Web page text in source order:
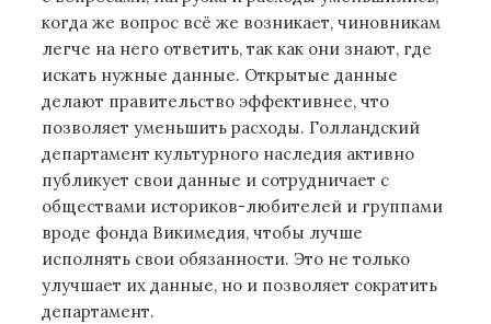
когда же вопрос всё же возникает, чиновникам
легче на него ответить, так как они знают, где
искать нужные данные. Открытые данные
делают правительство эффективнее, что
позволяет уменьшить расходы. Голландский
департамент культурного наследия активно
публикует свои данные и сотрудничает с
обществами историков-любителей и группами
вроде фонда Викимедия, чтобы лучше
исполнять свои обязанности. Это не только
улучшает их данные, но и позволяет сократить
департамент.